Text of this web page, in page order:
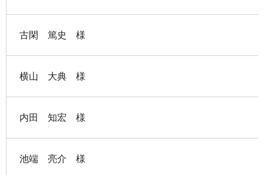
古閑 篤史 様
横山 大典 様
内田 知宏 様
池端 亮介 様